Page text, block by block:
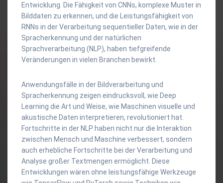
Entwicklung. Die Fähigkeit von CNNs, komplexe Muster in
Bilddaten zu erkennen, und die Leistungsfähigkeit von
RNNs in der Verarbeitung sequentieller Daten, wie in der
Spracherkennung und der natürlichen
Sprachverarbeitung (NLP), haben tiefgreifende
Veränderungen in vielen Branchen bewirkt.
Anwendungsfälle in der Bildverarbeitung und
Spracherkennung zeigen eindrucksvoll, wie Deep
Learning die Art und Weise, wie Maschinen visuelle und
akustische Daten interpretieren, revolutioniert hat.
Fortschritte in der NLP haben nicht nur die Interaktion
zwischen Mensch und Maschine verbessert, sondern
auch erhebliche Fortschritte bei der Verarbeitung und
Analyse großer Textmengen ermöglicht. Diese
Entwicklungen wären ohne leistungsfähige Werkzeuge